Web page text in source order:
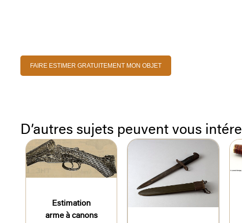
FAIRE ESTIMER GRATUITEMENT MON OBJET
D’autres sujets peuvent vous
Estimation
arme à canons